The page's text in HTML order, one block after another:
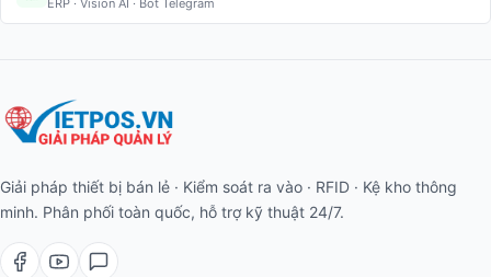
ERP · Vision AI · Bot Telegram
Giải pháp thiết bị bán lẻ · Kiểm soát ra vào · RFID · Kệ kho thông
minh. Phân phối toàn quốc, hỗ trợ kỹ thuật 24/7.